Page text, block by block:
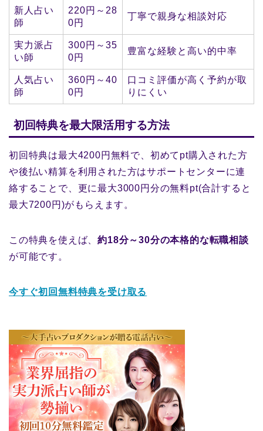
新人占い
師
220円～28
0円
丁寧で親身な相談対応
実力派占
い師
300円～35
0円
豊富な経験と高い的中率
人気占い
師
360円～40
0円
口コミ評価が高く予約が取
りにくい
初回特典を最大限活用する方法
初回特典は最大4200円無料で、初めてpt購入された方
や後払い精算を利用された方はサポートセンターに連
絡することで、更に最大3000円分の無料pt(合計すると
最大7200円)がもらえます。
この特典を使えば、約18分～30分の本格的な転職相談
が可能です。
今すぐ初回無料特典を受け取る